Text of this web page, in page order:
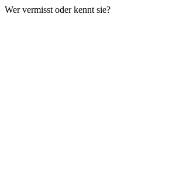
Wer vermisst oder kennt sie?